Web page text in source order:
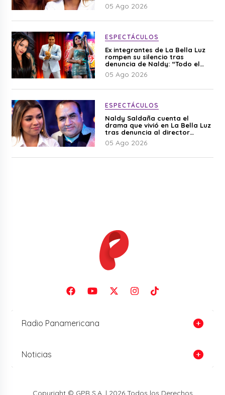
05 Ago 2026
ESPECTÁCULOS
Ex integrantes de La Bella Luz
rompen su silencio tras
denuncia de Naldy: “Todo el
mundo lo sabía”
05 Ago 2026
ESPECTÁCULOS
Naldy Saldaña cuenta el
drama que vivió en La Bella Luz
tras denuncia al director
musical: “No me parece justo”
05 Ago 2026
Radio Panamericana
Noticias
Copyright © GPR S.A. | 2026 Todos los Derechos